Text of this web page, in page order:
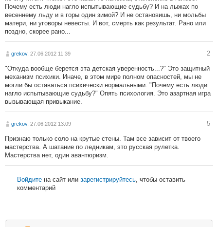
Почему есть люди нагло испытывающие судьбу? И на лыжах по
весеннему льду и в горы один зимой? И не остановишь, ни мольбы
матери, ни уговоры невесты. И вот, смерть как результат. Рано или
поздно, скорее рано...
grekov, 27.06.2012 11:39 2
"Откуда вообще берется эта детская уверенность...?" Это защитный
механизм психики. Иначе, в этом мире полном опасностей, мы не
могли бы оставаться психически нормальными. "Почему есть люди
нагло испытывающие судьбу?" Опять психология. Это азартная игра
вызывающая привыкание.
grekov, 27.06.2012 13:09 5
Признаю только соло на крутые стены. Там все зависит от твоего
мастерства. А шатание по ледникам, это русская рулетка.
Мастерства нет, один авантюризм.
Войдите на сайт или зарегистрируйтесь , чтобы оставить
комментарий